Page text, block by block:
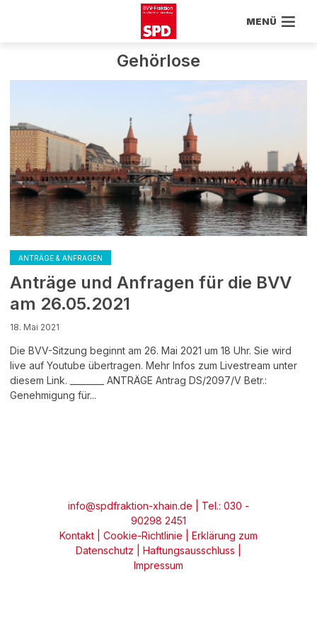
MENÜ
Gehörlose
ANTRÄGE & ANFRAGEN
Anträge und Anfragen für die BVV
am 26.05.2021
18. Mai 2021
Die BVV-Sitzung beginnt am 26. Mai 2021 um 18 Uhr. Sie wird
live auf Youtube übertragen. Mehr Infos zum Livestream unter
diesem Link. ________ ANTRÄGE Antrag DS/2097/V Betr.:
Genehmigung für...
info@spdfraktion-xhain.de | Tel.: 030 -
90298 2451
Kontakt
Cookie-Richtlinie
Erklärung zum
Datenschutz
Haftungsausschluss
Impressum